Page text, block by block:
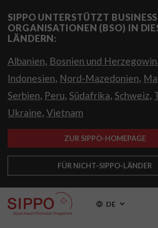
SIPPO UNTERSTÜTZT
ORGANISATIONEN (BSO) IN
LÄNDERN:
Albanien, Bosnien und
Indonesien, Nord-Mazedonien,
Serbien, Peru, Südafrika, Schweiz,
Ukraine, Vietnam
ZUR SIPPO-HOMEPAGE
FÜR NICHT-SIPPO-LÄNDER
DE